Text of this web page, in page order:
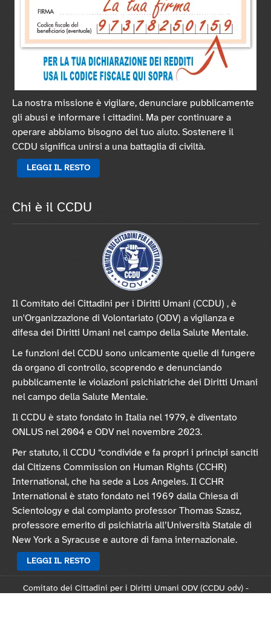
La nostra missione è vigilare, denunciare pubblicamente
gli abusi e informare i cittadini. Ma per continuare a
operare abbiamo bisogno del tuo aiuto. Sostenere il
CCDU significa unirsi a una battaglia di civiltà.
LEGGI IL RESTO
Chi è il CCDU
Il Comitato dei Cittadini per i Diritti Umani (CCDU) , è
un'Organizzazione di Volontariato (ODV) a vigilanza e
difesa dei Diritti Umani nel campo della Salute Mentale.
Le funzioni del CCDU sono unicamente quelle di fungere
da organo di controllo, scoprendo e denunciando
pubblicamente le violazioni psichiatriche dei Diritti Umani
nel campo della Salute Mentale.
Il CCDU è stato fondato in Italia nel 1979, è diventato
ONLUS nel 2004 e ODV nel novembre 2023.
Per statuto, il CCDU “condivide e fa propri i principi sanciti
dal Citizens Commission on Human Rights (CCHR)
International, che ha sede a Los Angeles. Il CCHR
International è stato fondato nel 1969 dalla Chiesa di
Scientology e dal compianto professor Thomas Szasz,
professore emerito di psichiatria all’Università Statale di
New York a Syracuse e autore di fama internazionale.
LEGGI IL RESTO
Comitato dei Cittadini per i Diritti Umani ODV (CCDU odv) -